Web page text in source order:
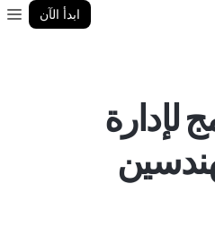
ابدأ الآن
برامج لإدارة